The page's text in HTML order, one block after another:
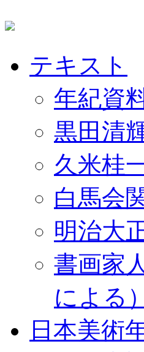
テキスト
年紀資
黒田清
久米桂
白馬会
明治大
書画家
による）
日本美術